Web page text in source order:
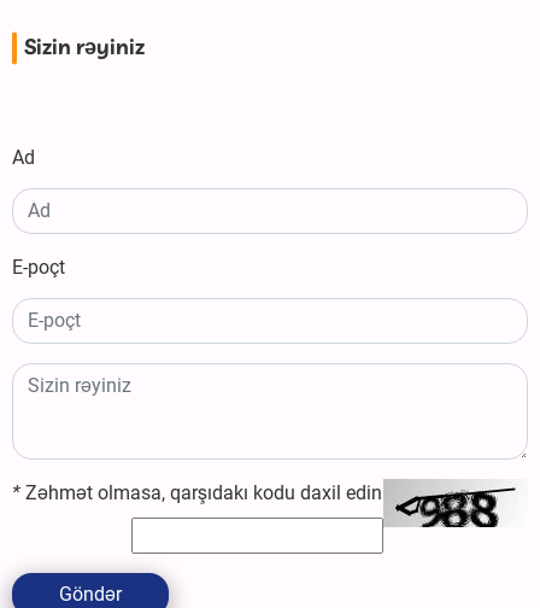
Sizin rəyiniz
Ad
E-poçt
* Zəhmət olmasa, qarşıdakı kodu daxil edin
Göndər